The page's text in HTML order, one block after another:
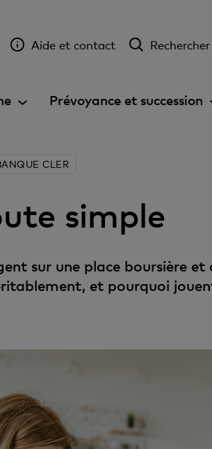
Aide et contact Rechercher
Prévoyance et succession
CLER
simple
sur une place boursière
et pourquoi